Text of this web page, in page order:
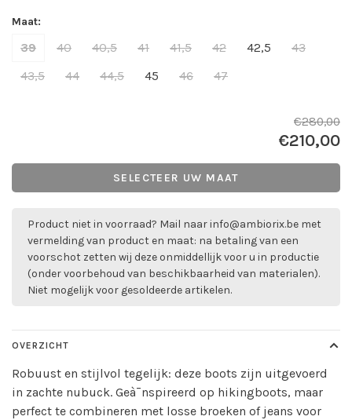
Maat:
39 40 40,5 41 41,5 42 42,5
43
43,5
44 44,5 45 46 47
€280,00
€210,00
SELECTEER UW MAAT
Product niet in voorraad? Mail naarinfo@ambiorix.be met
vermelding van product en maat: na betaling van een
voorschot zetten wij deze onmiddellijk voor u in productie
(onder voorbehoud van beschikbaarheid van materialen).
Niet mogelijk voor gesoldeerde artikelen.
OVERZICHT
Robuust en stijlvol tegelijk: deze boots zijn uitgevoerd
in zachte nubuck. Geà¯nspireerd op hikingboots, maar
perfect te combineren met losse broeken of jeans voor